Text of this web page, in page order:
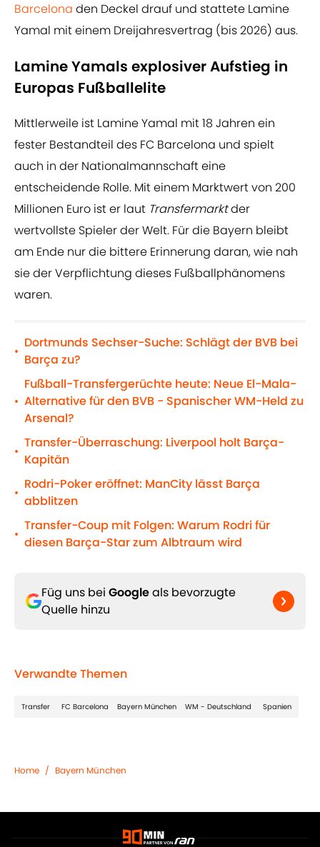
Barcelona den Deckel drauf und stattete Lamine
Yamal mit einem Dreijahresvertrag (bis 2026) aus.
Lamine Yamals explosiver Aufstieg in
Europas Fußballelite
Mittlerweile ist Lamine Yamal mit 18 Jahren ein
fester Bestandteil des FC Barcelona und spielt
auch in der Nationalmannschaft eine
entscheidende Rolle. Mit einem Marktwert von 200
Millionen Euro ist er laut Transfermarktder
wertvollste Spieler der Welt. Für die Bayern bleibt
am Ende nur die bittere Erinnerung daran, wie nah
sie der Verpflichtung dieses Fußballphänomens
waren.
•
Dortmunds Sechser-Suche: Schlägt der BVB bei
Barça zu?
•
Fußball-Transfergerüchte heute: Neue El-Mala-
Alternative für den BVB - Spanischer WM-Held zu
Arsenal?
•
Transfer-Überraschung: Liverpool holt Barça-
Kapitän
•
Rodri-Poker eröffnet: ManCity lässt Barça
abblitzen
•
Transfer-Coup mit Folgen: Warum Rodri für
diesen Barça-Star zum Albtraum wird
Füg uns bei Googleals bevorzugte
Quelle hinzu
Verwandte Themen
Transfer FC Barcelona Bayern München WM - Deutschland Spanien
Home / Bayern München